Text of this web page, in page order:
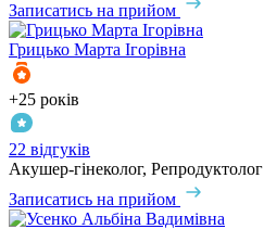
Записатись на прийом
Грицько Марта Ігорівна
+25 років
22 відгуків
Акушер-гінеколог, Репродуктолог
Записатись на прийом